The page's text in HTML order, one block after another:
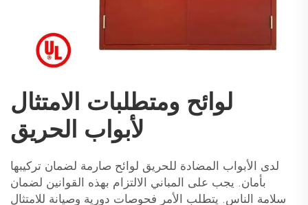
لوائح ومتطلبات الامتثال
لأبواب الحريق
لدى الأبواب المضادة للحريق لوائح صارمة لضمان تركيبها
بأمان. يجب على المباني الالتزام بهذه القوانين لضمان
سلامة الناس. يتطلب الأمر فحوصات دورية وصيانة للامتثال